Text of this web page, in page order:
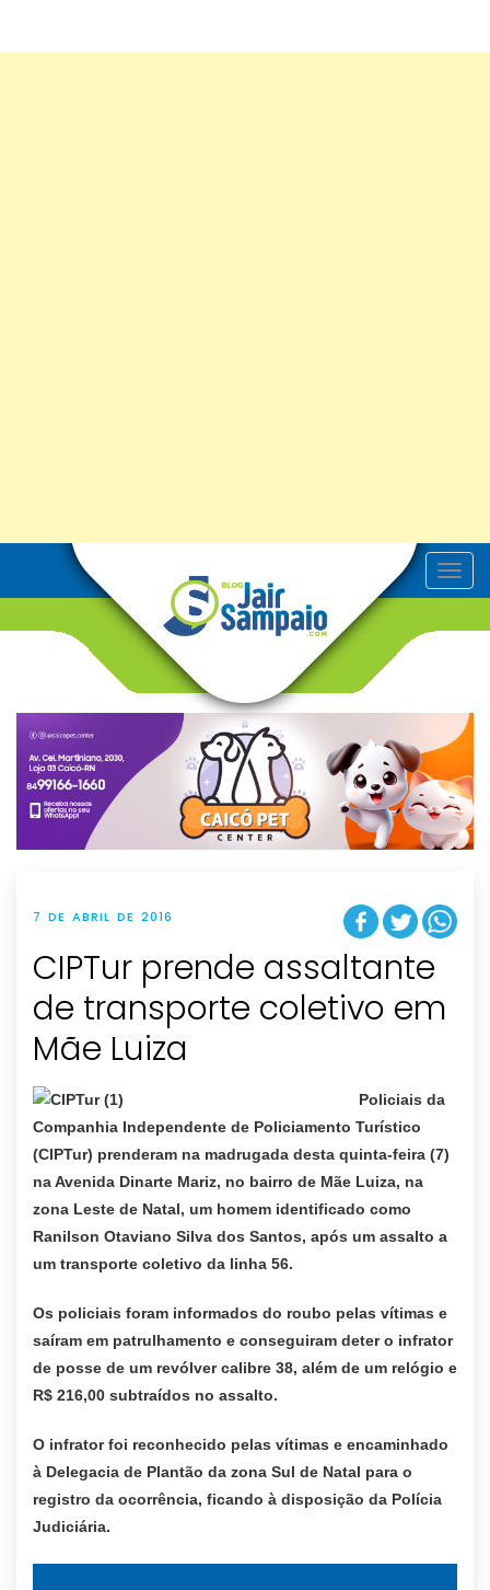
T
o
v
g
t
i
o
n
7 DE ABRIL DE 2016
CIPTur prende assaltante
de transporte coletivo em
Policiais da
Companhia Independente de Policiamento Turístico
(CIPTur) prenderam na madrugada desta quinta-feira (7)
na Avenida Dinarte Mariz, no bairro de Mãe Luiza, na
zona Leste de Natal, um homem identificado como
Ranilson Otaviano Silva dos Santos, após um assalto a
um transporte coletivo da linha 56.
Os policiais foram informados do roubo pelas vítimas e
saíram em patrulhamento e conseguiram deter o infrator
de posse de um revólver calibre 38, além de um relógio e
R$ 216,00 subtraídos no assalto.
O infrator foi reconhecido pelas vítimas e encaminhado
à Delegacia de Plantão da zona Sul de Natal para o
registro da ocorrência, ficando à disposição da Polícia
Judiciária.